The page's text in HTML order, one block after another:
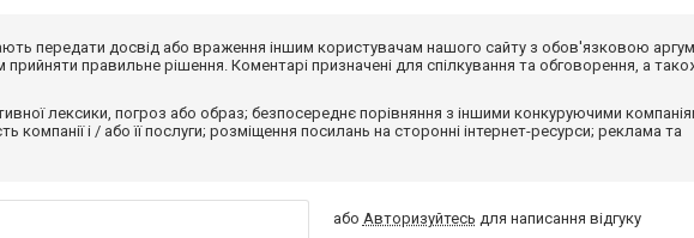
передати досвід або враження іншим користувачам нашого сайту з обов'язковою
правильне рішення. Коментарі призначені для спілкування та обговорення, а
лексики, погроз або образ; безпосереднє порівняння з іншими конкуруючими
компанії і / або її послуги; розміщення посилань на сторонні інтернет-ресурси; реклама та
або Авторизуйтесь для написання відгуку